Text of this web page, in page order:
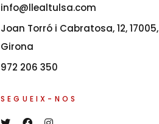
info@llealtulsa.com
Joan Torró i Cabratosa, 12, 17005,
Girona
972 206 350
SEGUEIX-NOS